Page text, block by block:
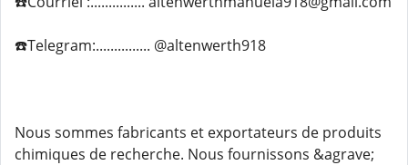
☎️Telegram:............... @altenwerth918
Nous sommes fabricants et exportateurs de produits
chimiques de recherche. Nous fournissons &agrave;